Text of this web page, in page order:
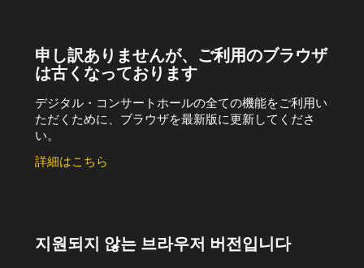
申し訳ありませんが、ご利用のブラウザ
は古くなっております
デジタル・コンサートホールの全ての機能をご利用い
ただくために、ブラウザを最新版に更新してくださ
い。
詳細はこちら
지원되지 않는 브라우저 버전입니다